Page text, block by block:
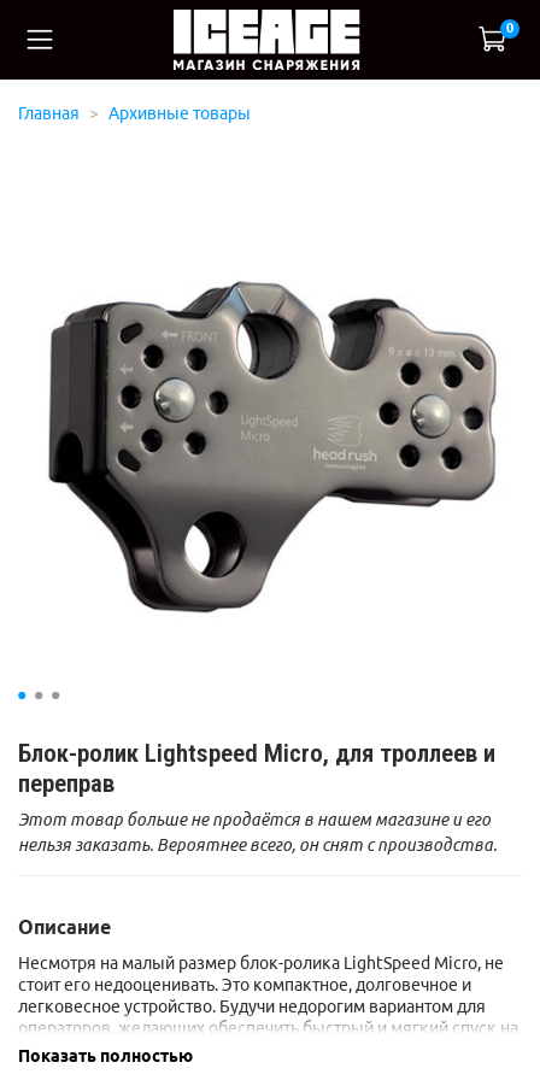
0
Главная Архивные товары
Блок-ролик Lightspeed Micro, для троллеев и
переправ
Этот товар больше не продаётся в нашем магазине и его
нельзя заказать. Вероятнее всего, он снят с производства.
Описание
Несмотря на малый размер блок-ролика LightSpeed Micro, не
стоит его недооценивать. Это компактное, долговечное и
легковесное устройство. Будучи недорогим вариантом для
операторов, желающих обеспечить быстрый и мягкий спуск на
зиплайне, он достаточно прочен, чтобы выдержать возможное
Показать полностью